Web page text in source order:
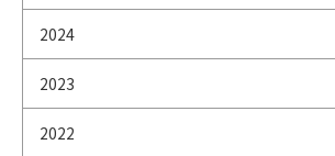
2024
2023
2022